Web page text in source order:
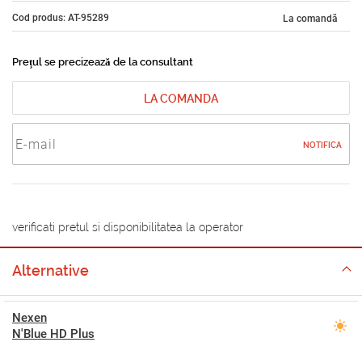
Cod produs: AT-95289 La comandă
Prețul se precizează de la consultant
LA COMANDA
NOTIFICA
verificati pretul si disponibilitatea la operator
Alternative
Nexen
N'Blue HD Plus